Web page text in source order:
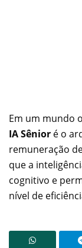
Em um mundo
IA Sênior é o
remuneração
que a
cognitivo e
nível de